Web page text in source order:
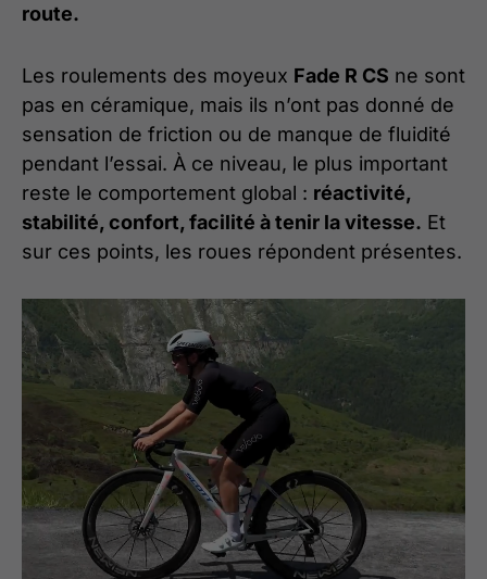
route.
Les roulements des moyeux Fade R CS ne sont
pas en céramique, mais ils n’ont pas donné de
sensation de friction ou de manque de fluidité
pendant l’essai. À ce niveau, le plus important
reste le comportement global : réactivité,
stabilité, confort, facilité à tenir la vitesse. Et
sur ces points, les roues répondent présentes.